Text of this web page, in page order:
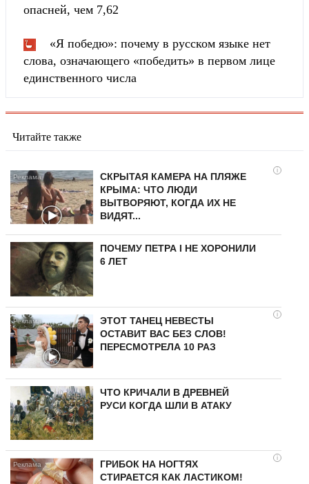
опасней, чем 7,62
«Я победю»: почему в русском языке нет
слова, означающего «победить» в первом лице
единственного числа
Читайте также
i
СКРЫТАЯ КАМЕРА НА ПЛЯЖЕ
КРЫМА: ЧТО ЛЮДИ
ВЫТВОРЯЮТ, КОГДА ИХ НЕ
ВИДЯТ...
ПОЧЕМУ ПЕТРА I НЕ ХОРОНИЛИ
6 ЛЕТ
i
ЭТОТ ТАНЕЦ НЕВЕСТЫ
ОСТАВИТ ВАС БЕЗ СЛОВ!
ПЕРЕСМОТРЕЛА 10 РАЗ
ЧТО КРИЧАЛИ В ДРЕВНЕЙ
РУСИ КОГДА ШЛИ В АТАКУ
i
ГРИБОК НА НОГТЯХ
СТИРАЕТСЯ КАК ЛАСТИКОМ!